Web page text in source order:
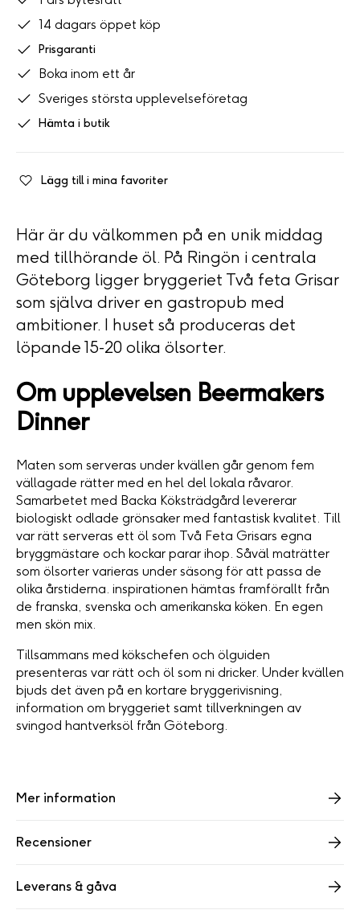
14 dagars öppet köp
Prisgaranti
Boka inom ett år
Sveriges största upplevelseföretag
Hämta i butik
Lägg till i mina favoriter
Här är du välkommen på en unik middag
med tillhörande öl. På Ringön i centrala
Göteborg ligger bryggeriet Två feta Grisar
som själva driver en gastropub med
ambitioner. I huset så produceras det
löpande 15-20 olika ölsorter.
Om upplevelsen Beermakers
Dinner
Maten som serveras under kvällen går genom fem
vällagade rätter med en hel del lokala råvaror.
Samarbetet med Backa Köksträdgård levererar
biologiskt odlade grönsaker med fantastisk kvalitet. Till
var rätt serveras ett öl som Två Feta Grisars egna
bryggmästare och kockar parar ihop. Såväl maträtter
som ölsorter varieras under säsong för att passa de
olika årstiderna. inspirationen hämtas framförallt från
de franska, svenska och amerikanska köken. En egen
men skön mix.
Tillsammans med kökschefen och ölguiden
presenteras var rätt och öl som ni dricker. Under kvällen
bjuds det även på en kortare bryggerivisning,
information om bryggeriet samt tillverkningen av
svingod hantverksöl från Göteborg.
Mer information
Recensioner
Leverans & gåva